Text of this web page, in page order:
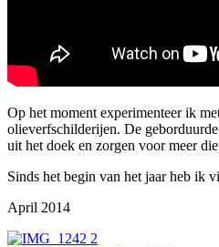
Op het moment experimenteer ik
olieverfschilderijen. De
uit het doek en zorgen voor meer
Sinds het begin van het jaar heb ik
April 2014